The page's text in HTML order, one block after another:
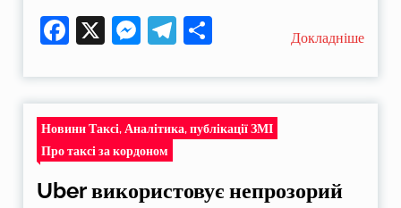
Facebook
X Messenger
Telegram
Поділитися
Докладніше
Новини Таксі, Аналітика, публікації ЗМІ
Про таксі за кордоном
Uber використовує непрозорий